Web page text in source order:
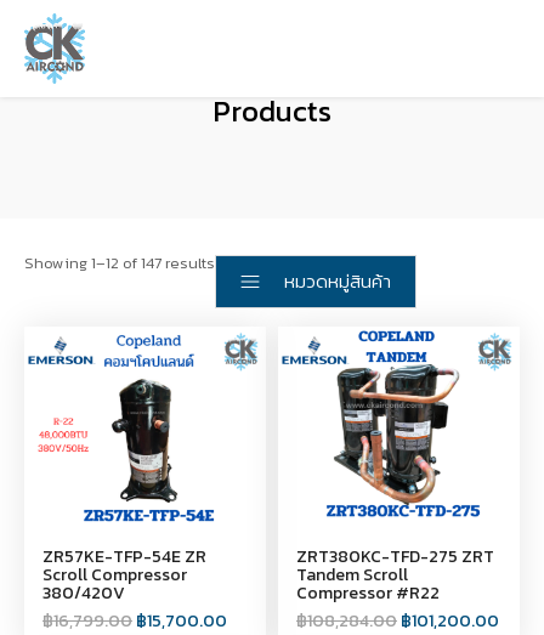
Products
Showing 1–12 of 147 results
หมวดหมู่สินค้า
ZR57KE-TFP-54E ZR
Scroll Compressor
380/420V
฿16,799.00฿15,700.00
ZRT380KC-TFD-275 ZRT
Tandem Scroll
Compressor #R22
฿108,284.00฿101,200.00